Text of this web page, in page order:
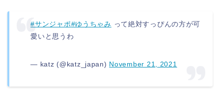
#サンジャポ#ゆうちゃみ って絶対すっぴんの方が可
愛いと思うわ
— katz (@katz_japan) November 21, 2021